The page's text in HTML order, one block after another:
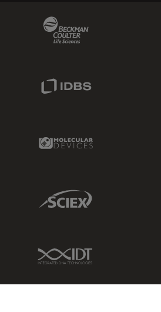
Molecular Devices Link
Sciex Link
IDT Link